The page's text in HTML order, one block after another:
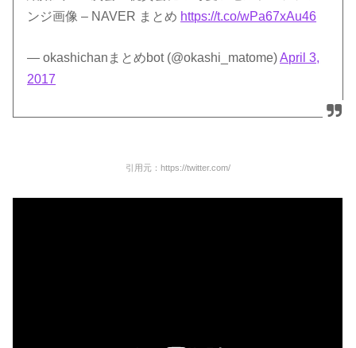
ンジ画像 – NAVER まとめ https://t.co/wPa67xAu46
— okashichanまとめbot (@okashi_matome)April 3,
2017
引用元：https://twitter.com/